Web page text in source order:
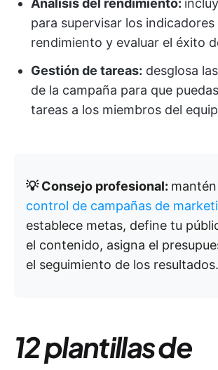
Análisis del rendimiento:
para supervisar los indicadores
rendimiento y evaluar el éxito
Gestión de tareas: desglosa
de la campaña para que
tareas a los miembros del
💡 Consejo profesional:
control de campañas de
establece metas, define tu
el contenido, asigna el
el seguimiento de los resultados.
12 plantillas de